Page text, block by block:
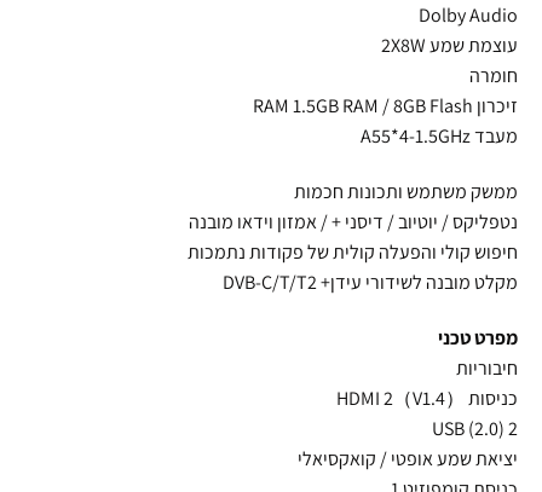
Dolby Audio
עוצמת שמע 2X8W
חומרה
זיכרון RAM 1.5GB RAM / 8GB Flash
מעבד A55*4-1.5GHz
ממשק משתמש ותכונות חכמות
נטפליקס / יוטיוב / דיסני + / אמזון וידאו מובנה
חיפוש קולי והפעלה קולית של פקודות נתמכות
מקלט מובנה לשידורי עידן+ DVB-C/T/T2
מפרט טכני
חיבוריות
כניסות HDMI 2（V1.4）
USB (2.0) 2
יציאת שמע אופטי / קואקסיאלי